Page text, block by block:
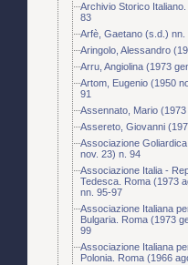
Archivio Storico
83
Arfè, Gaetano (s.d.) nn.
Aringolo, Alessandro
Arru, Angiolina (1973
Artom, Eugenio (1950
91
Assennato, Mario
Assereto, Giovanni
Associazione
nov. 23) n. 94
Associazione Italia -
Tedesca. Roma (1973
nn. 95-97
Associazione Italiana
Bulgaria. Roma (1973
99
Associazione Italiana
Polonia. Roma (1966